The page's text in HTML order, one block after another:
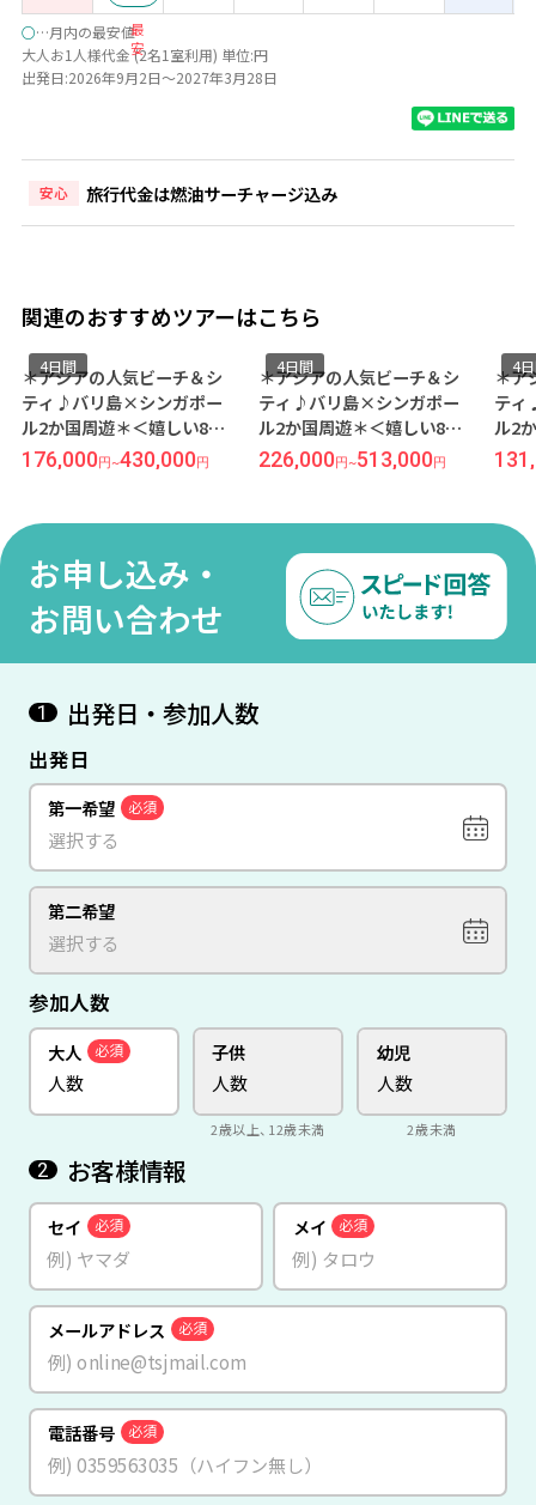
最
安
○…月内の最安値
大人お1人様代金 (2名1室利用) 単位:円
出発日:2026年9月2日～2027年3月28日
安心 旅行代金は燃油サーチャージ込み
関連のおすすめツアーはこちら
＊アジアの人気ビーチ＆シ
ティ♪バリ島×シンガポー
ル2か国周遊＊＜嬉しい8時
間カーチャーター付き！＞
バリらしさを感じる立地抜
ト＆リゾート/2泊』＆一度
ナベイサンズ/1泊』4日間
【羽田発/シンガポール航空
利用】
4日間
176,000 円~430,000 円
＊アジアの人気ビーチ＆シ
ティ♪バリ島×シンガポー
ル2か国周遊＊＜嬉しい8時
間カーチャーター付き！＞
写真映えする水族館レスト
ンピンスキー/2泊』＆一度
は泊まってみたい『マリー
ナベイサンズ/1泊』4日間
【羽田発/シンガポール航空
利用】
4日間
226,000 円~513,000 円
＊ア
ティ
ル2
間カ
バ
ト＆
ーク
ッ
利用
4
お申し込み・
お問い合わせ
1 出発日・参加人数
出発日
第一希望 必須
第二希望
参加人数
大人 必須 子供
2歳以上、12歳未満
幼児
2歳未満
2 お客様情報
セイ 必須 メイ 必須
メールアドレス 必須
電話番号 必須